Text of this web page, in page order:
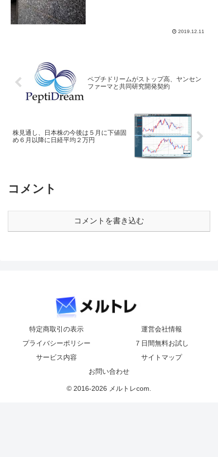
2019.12.11
ペプチドリームがストップ高、ヤンセン
ファーマと共同研究開発契約
株見通し、日本株の今後は５月に下値固
め６月以降に日経平均２万円
コメント
コメントを書き込む
特定商取引の表示
運営会社情報
プライバシーポリシー
７日間無料お試し
サービス内容
サイトマップ
お問い合わせ
© 2016-2026 メルトレcom.